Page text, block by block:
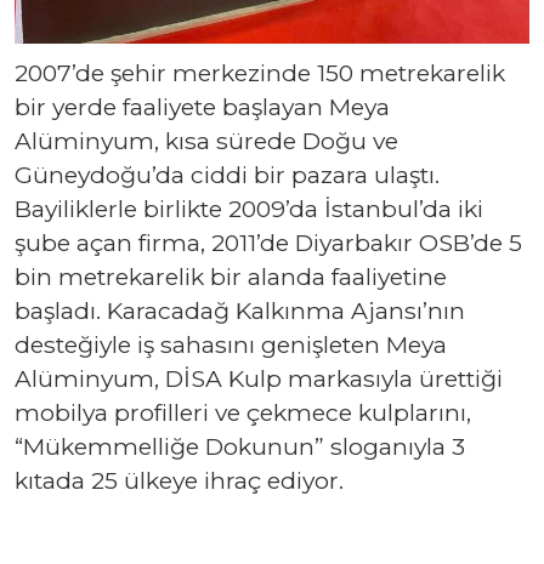
2007’de şehir merkezinde 150 metrekarelik
bir yerde faaliyete başlayan Meya
Alüminyum, kısa sürede Doğu ve
Güneydoğu’da ciddi bir pazara ulaştı.
Bayiliklerle birlikte 2009’da İstanbul’da iki
şube açan firma, 2011’de Diyarbakır OSB’de 5
bin metrekarelik bir alanda faaliyetine
başladı. Karacadağ Kalkınma Ajansı’nın
desteğiyle iş sahasını genişleten Meya
Alüminyum, DİSA Kulp markasıyla ürettiği
mobilya profilleri ve çekmece kulplarını,
“Mükemmelliğe Dokunun” sloganıyla 3
kıtada 25 ülkeye ihraç ediyor.